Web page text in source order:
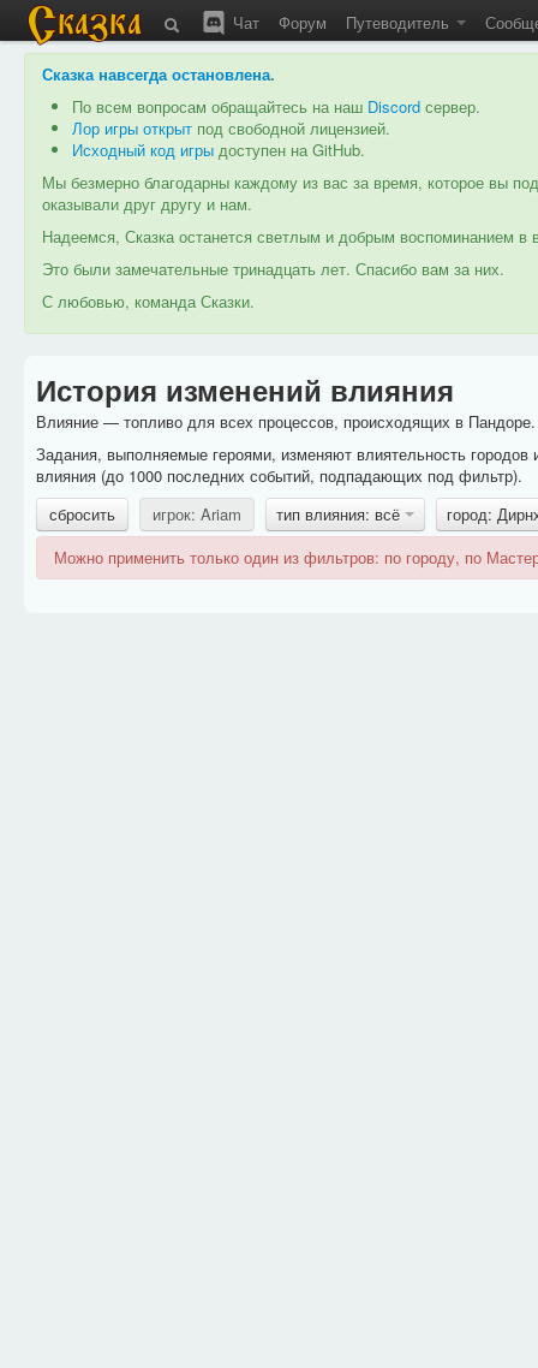
Чат Форум Путеводитель
Сказка навсегда остановлена.
По всем вопросам обращайтесь на наш Discord сервер.
Лор игры открыт под свободной лицензией.
Исходный код игры доступен на GitHub.
Мы безмерно благодарны каждому из вас за время, которое вы
оказывали друг другу и нам.
Надеемся, Сказка останется светлым и добрым воспоминанием
Это были замечательные тринадцать лет. Спасибо вам за них.
С любовью, команда Сказки.
История изменений влияния
Влияние — топливо для всех процессов, происходящих в
Задания, выполняемые героями, изменяют влиятельность
влияния (до 1000 последних событий, подпадающих под фильтр).
сбросить
игрок: Ariam тип влияния: всё
город:
Можно применить только один из фильтров: по городу, по